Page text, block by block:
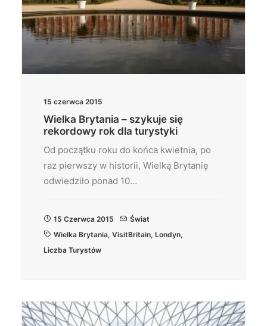
15 czerwca 2015
Wielka Brytania – szykuje się
rekordowy rok dla turystyki
Od początku roku do końca kwietnia, po
raz pierwszy w historii, Wielką Brytanię
odwiedziło ponad 10…
15 Czerwca 2015
Świat
Wielka Brytania, VisitBritain, Londyn,
Liczba Turystów